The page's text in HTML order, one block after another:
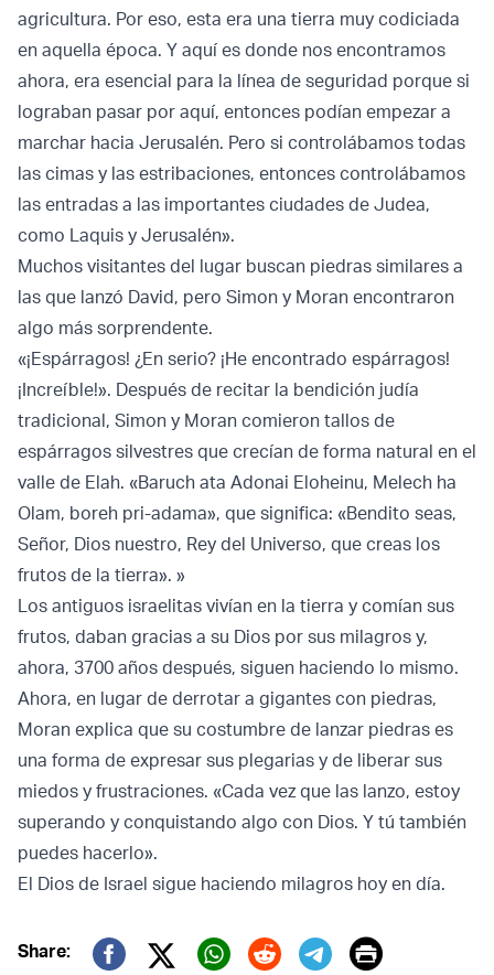
agricultura. Por eso, esta era una tierra muy codiciada
en aquella época. Y aquí es donde nos encontramos
ahora, era esencial para la línea de seguridad porque si
lograban pasar por aquí, entonces podían empezar a
marchar hacia Jerusalén. Pero si controlábamos todas
las cimas y las estribaciones, entonces controlábamos
las entradas a las importantes ciudades de Judea,
como Laquis y Jerusalén».
Muchos visitantes del lugar buscan piedras similares a
las que lanzó David, pero Simon y Moran encontraron
algo más sorprendente.
«¡Espárragos! ¿En serio? ¡He encontrado espárragos!
¡Increíble!». Después de recitar la bendición judía
tradicional, Simon y Moran comieron tallos de
espárragos silvestres que crecían de forma natural en el
valle de Elah. «Baruch ata Adonai Eloheinu, Melech ha
Olam, boreh pri-adama», que significa: «Bendito seas,
Señor, Dios nuestro, Rey del Universo, que creas los
frutos de la tierra». »
Los antiguos israelitas vivían en la tierra y comían sus
frutos, daban gracias a su Dios por sus milagros y,
ahora, 3700 años después, siguen haciendo lo mismo.
Ahora, en lugar de derrotar a gigantes con piedras,
Moran explica que su costumbre de lanzar piedras es
una forma de expresar sus plegarias y de liberar sus
miedos y frustraciones. «Cada vez que las lanzo, estoy
superando y conquistando algo con Dios. Y tú también
puedes hacerlo».
El Dios de Israel sigue haciendo milagros hoy en día.
Share: Print